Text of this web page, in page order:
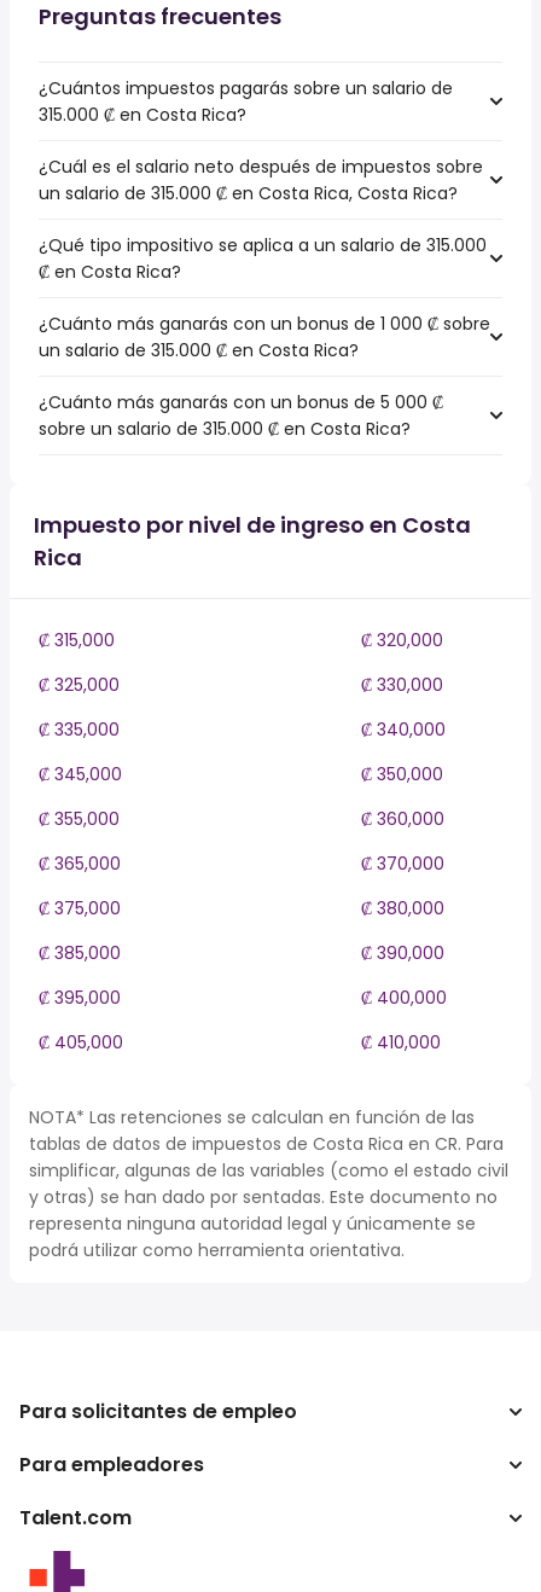
Preguntas frecuentes
¿Cuántos impuestos pagarás sobre un salario de
315.000 ₡ en Costa Rica?
¿Cuál es el salario neto después de impuestos sobre
un salario de 315.000 ₡ en Costa Rica, Costa Rica?
¿Qué tipo impositivo se aplica a un salario de 315.000
₡ en Costa Rica?
¿Cuánto más ganarás con un bonus de 1 000 ₡ sobre
un salario de 315.000 ₡ en Costa Rica?
¿Cuánto más ganarás con un bonus de 5 000 ₡
sobre un salario de 315.000 ₡ en Costa Rica?
Impuesto por nivel de ingreso en Costa
Rica
₡ 315,000
₡ 320,000
₡ 325,000
₡ 330,000
₡ 335,000
₡ 340,000
₡ 345,000
₡ 350,000
₡ 355,000
₡ 360,000
₡ 365,000
₡ 370,000
₡ 375,000
₡ 380,000
₡ 385,000
₡ 390,000
₡ 395,000
₡ 400,000
₡ 405,000
₡ 410,000
NOTA* Las retenciones se calculan en función de las
tablas de datos de impuestos de Costa Rica en CR. Para
simplificar, algunas de las variables (como el estado civil
y otras) se han dado por sentadas. Este documento no
representa ninguna autoridad legal y únicamente se
podrá utilizar como herramienta orientativa.
Para solicitantes de empleo
Buscador de trabajo
Para empleadores
Empresa
Talent.com
Otros países